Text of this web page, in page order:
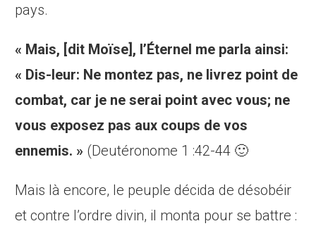
pays.
« Mais, [dit Moïse], l’Éternel me parla ainsi:
« Dis-leur: Ne montez pas, ne livrez point de
combat, car je ne serai point avec vous; ne
vous exposez pas aux coups de vos
ennemis. » (Deutéronome 1 :42-44 🙂
Mais là encore, le peuple décida de désobéir
et contre l’ordre divin, il monta pour se battre :